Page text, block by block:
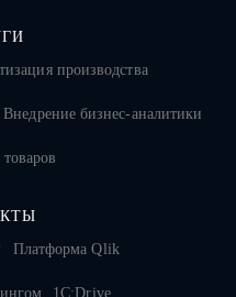
производства
Внедрение бизнес-аналитики
Платформа Qlik
1C:Drive